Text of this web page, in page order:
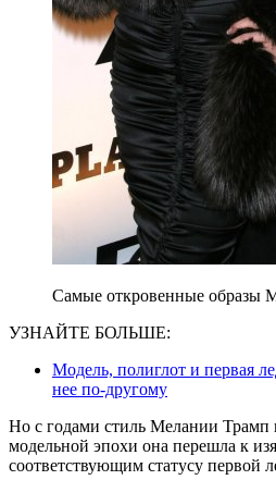
Самые откровенные образы
УЗНАЙТЕ БОЛЬШЕ:
Модель, полиглот и первая
нее по-другому
Но с годами стиль Мелании Трамп
модельной эпохи она перешла к
соответствующим статусу первой